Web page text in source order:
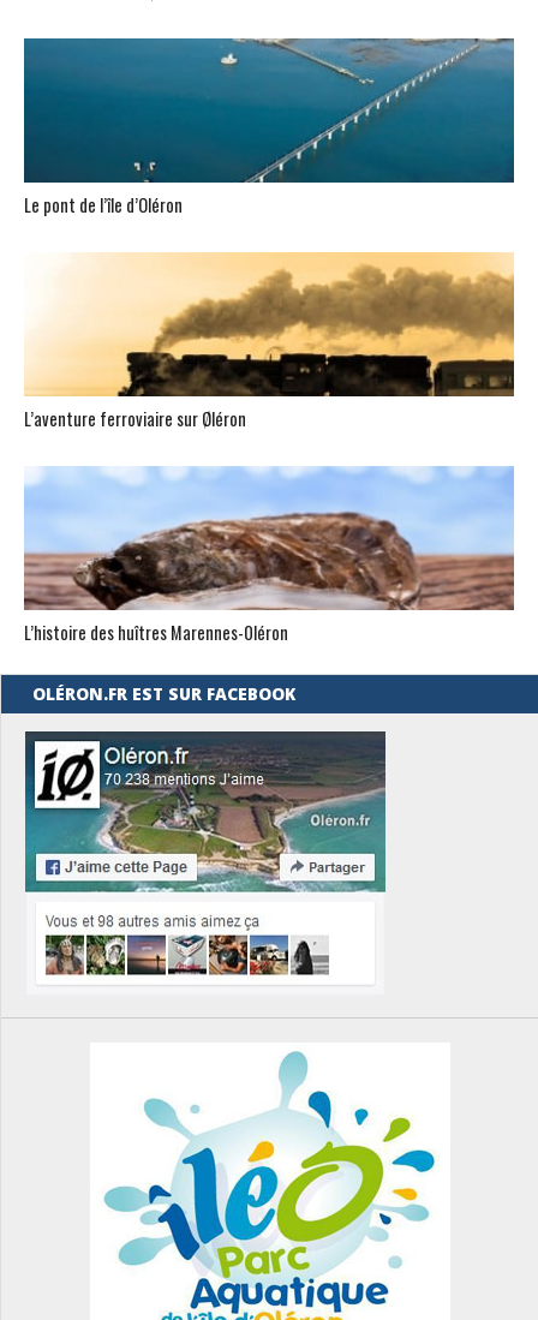
Le pont de l’île d’Oléron
L’aventure ferroviaire sur Øléron
L’histoire des huîtres Marennes-0léron
OLÉRON.FR EST SUR FACEBOOK